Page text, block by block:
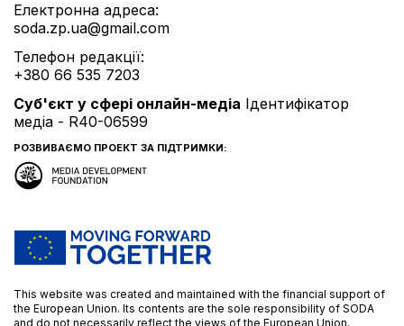
Електронна адреса:
soda.zp.ua@gmail.com
Телефон редакції:
+380 66 535 7203
Cуб'єкт у сфері онлайн-медіа Ідентифікатор
медіа - R40-06599
РОЗВИВАЄМО ПРОЕКТ ЗА ПІДТРИМКИ:
This website was created and maintained with the financial support of
the European Union. Its contents are the sole responsibility of SODA
and do not necessarily reflect the views of the European Union.